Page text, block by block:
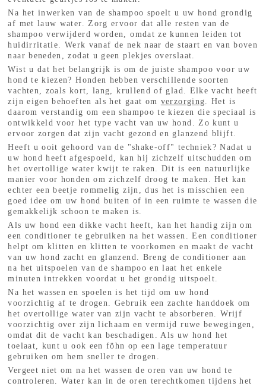
Na het inwerken van de shampoo spoelt u uw hond grondig
af met lauw water. Zorg ervoor dat alle resten van de
shampoo verwijderd worden, omdat ze kunnen leiden tot
huidirritatie. Werk vanaf de nek naar de staart en van boven
naar beneden, zodat u geen plekjes overslaat.
Wist u dat het belangrijk is om de juiste shampoo voor uw
hond te kiezen? Honden hebben verschillende soorten
vachten, zoals kort, lang, krullend of glad. Elke vacht heeft
zijn eigen behoeften als het gaat om verzorging . Het is
daarom verstandig om een shampoo te kiezen die speciaal is
ontwikkeld voor het type vacht van uw hond. Zo kunt u
ervoor zorgen dat zijn vacht gezond en glanzend blijft.
Heeft u ooit gehoord van de "shake-off" techniek? Nadat u
uw hond heeft afgespoeld, kan hij zichzelf uitschudden om
het overtollige water kwijt te raken. Dit is een natuurlijke
manier voor honden om zichzelf droog te maken. Het kan
echter een beetje rommelig zijn, dus het is misschien een
goed idee om uw hond buiten of in een ruimte te wassen die
gemakkelijk schoon te maken is.
Als uw hond een dikke vacht heeft, kan het handig zijn om
een conditioner te gebruiken na het wassen. Een conditioner
helpt om klitten en klitten te voorkomen en maakt de vacht
van uw hond zacht en glanzend. Breng de conditioner aan
na het uitspoelen van de shampoo en laat het enkele
minuten intrekken voordat u het grondig uitspoelt.
Na het wassen en spoelen is het tijd om uw hond
voorzichtig af te drogen. Gebruik een zachte handdoek om
het overtollige water van zijn vacht te absorberen. Wrijf
voorzichtig over zijn lichaam en vermijd ruwe bewegingen,
omdat dit de vacht kan beschadigen. Als uw hond het
toelaat, kunt u ook een föhn op een lage temperatuur
gebruiken om hem sneller te drogen.
Vergeet niet om na het wassen de oren van uw hond te
controleren. Water kan in de oren terechtkomen tijdens het